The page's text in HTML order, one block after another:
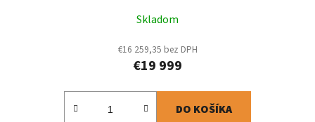
Skladom
€16 259,35 bez DPH
€19 999
DO KOŠÍKA